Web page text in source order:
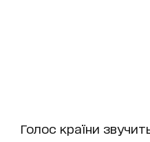
Голос країни